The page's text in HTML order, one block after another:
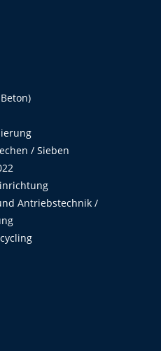
/ Sieben
Antriebstechnik /